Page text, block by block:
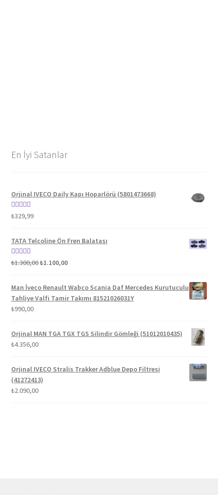
En İyi Satanlar
Orjinal IVECO Daily Kapı Hoparlörü (5801473668)
5 üzerinden
₺329,99
TATA Telcoline Ön Fren Balatası
5 üzerinden
₺1.300,00Orijinal
₺1.300,00.
₺1.100,00Şu
fiyat:
₺1.100,00.
Man İveco Renault Wabco Scania Daf Mercedes Kurutuculu
Tahliye Valfi Tamir Takımı 81521026031Y
₺990,00
Orjinal MAN TGA TGX TGS Silindir Gömleği (51012010435)
₺4.356,00
Orjinal IVECO Stralis Trakker Adblue Depo Filtresi
(41272413)
₺2.090,00